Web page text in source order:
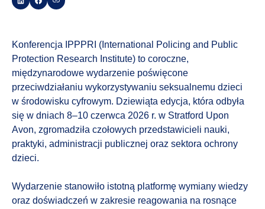
Konferencja IPPPRI (International Policing and Public
Protection Research Institute) to coroczne,
międzynarodowe wydarzenie poświęcone
przeciwdziałaniu wykorzystywaniu seksualnemu dzieci
w środowisku cyfrowym. Dziewiąta edycja, która odbyła
się w dniach 8–10 czerwca 2026 r. w Stratford Upon
Avon, zgromadziła czołowych przedstawicieli nauki,
praktyki, administracji publicznej oraz sektora ochrony
dzieci.
Wydarzenie stanowiło istotną platformę wymiany wiedzy
oraz doświadczeń w zakresie reagowania na rosnące